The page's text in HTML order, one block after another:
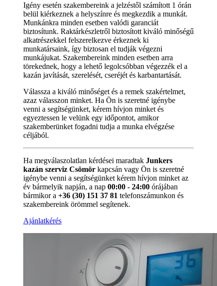
Igény esetén szakembereink a jelzéstől számított 1 órán
belül kiérkeznek a helyszínre és megkezdik a munkát.
Munkánkra minden esetben valódi garanciát
biztosítunk. Raktárkészletről biztosított kiváló minőségű
alkatrészekkel felszerelkezve érkeznek ki
munkatársaink, így biztosan el tudják végezni
munkájukat. Szakembereink minden esetben arra
törekednek, hogy a lehető legolcsóbban végezzék el a
kazán javítását, szerelését, cseréjét és karbantartását.
Válassza a kiváló minőséget és a remek szakértelmet,
azaz válasszon minket. Ha Ön is szeretné igénybe
venni a segítségünket, kérem hívjon minket és
egyeztessen le velünk egy időpontot, amikor
szakemberünket fogadni tudja a munka elvégzése
céljából.
Ha megválaszolatlan kérdései maradtak Junkers
kazán szerviz Csömör kapcsán vagy Ön is szeretné
igénybe venni a segítségünket kérem hívjon minket az
év bármelyik napján, a nap 00:00 - 24:00 órájában
bármikor a +36 (30) 151 37 81 telefonszámunkon és
szakembereink örömmel segítenek.
Ajánlatkérés